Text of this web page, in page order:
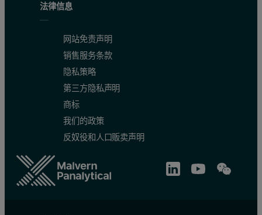
法律信息
网站免责声明
销售服务条款
隐私策略
第三方隐私声明
商标
我们的政策
反奴役和人口贩卖声明